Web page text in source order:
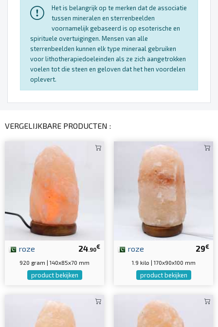
Het is belangrijk op te merken dat de associatie
tussen mineralen en sterrenbeelden
voornamelijk gebaseerd is op esoterische en
spirituele overtuigingen. Mensen van alle
sterrenbeelden kunnen elk type mineraal gebruiken
voor lithotherapiedoeleinden als ze zich aangetrokken
voelen tot die steen en geloven dat het hen voordelen
oplevert.
VERGELIJKBARE PRODUCTEN :
24.90€
roze
920 gram | 140x85x70 mm
product bekijken
29€
roze
1.9 kilo | 170x90x100 mm
product bekijken